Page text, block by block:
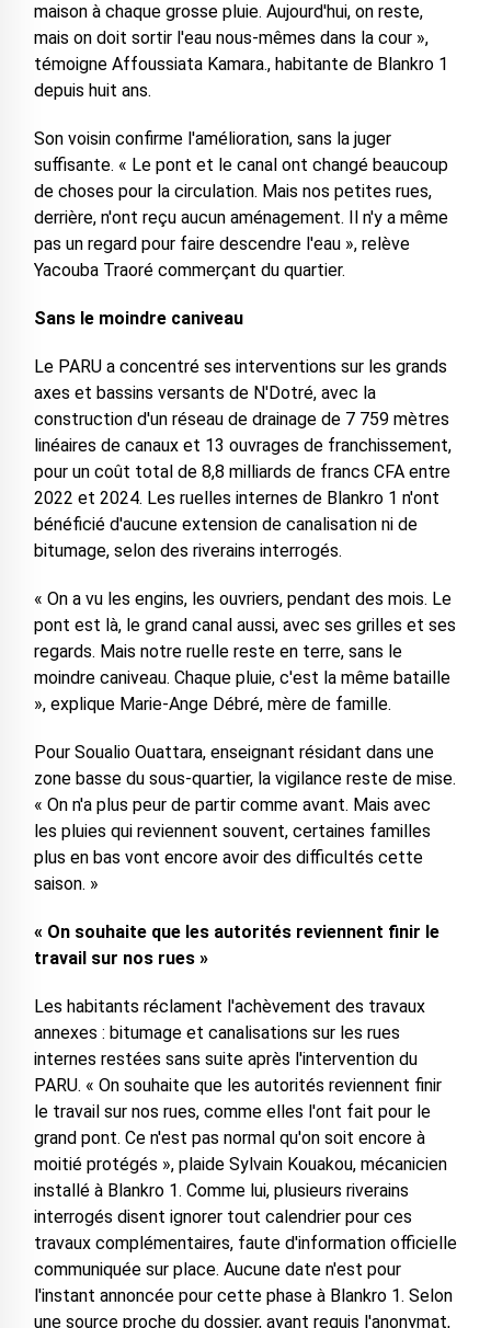
maison à chaque grosse pluie. Aujourd'hui, on reste,
mais on doit sortir l'eau nous-mêmes dans la cour »,
témoigne Affoussiata Kamara., habitante de Blankro 1
depuis huit ans.
Son voisin confirme l'amélioration, sans la juger
suffisante. « Le pont et le canal ont changé beaucoup
de choses pour la circulation. Mais nos petites rues,
derrière, n'ont reçu aucun aménagement. Il n'y a même
pas un regard pour faire descendre l'eau », relève
Yacouba Traoré commerçant du quartier.
Sans le moindre caniveau
Le PARU a concentré ses interventions sur les grands
axes et bassins versants de N'Dotré, avec la
construction d'un réseau de drainage de 7 759 mètres
linéaires de canaux et 13 ouvrages de franchissement,
pour un coût total de 8,8 milliards de francs CFA entre
2022 et 2024. Les ruelles internes de Blankro 1 n'ont
bénéficié d'aucune extension de canalisation ni de
bitumage, selon des riverains interrogés.
« On a vu les engins, les ouvriers, pendant des mois. Le
pont est là, le grand canal aussi, avec ses grilles et ses
regards. Mais notre ruelle reste en terre, sans le
moindre caniveau. Chaque pluie, c'est la même bataille
», explique Marie-Ange Débré, mère de famille.
Pour Soualio Ouattara, enseignant résidant dans une
zone basse du sous-quartier, la vigilance reste de mise.
« On n'a plus peur de partir comme avant. Mais avec
les pluies qui reviennent souvent, certaines familles
plus en bas vont encore avoir des difficultés cette
saison. »
« On souhaite que les autorités reviennent finir le
travail sur nos rues »
Les habitants réclament l'achèvement des travaux
annexes : bitumage et canalisations sur les rues
internes restées sans suite après l'intervention du
PARU. « On souhaite que les autorités reviennent finir
le travail sur nos rues, comme elles l'ont fait pour le
grand pont. Ce n'est pas normal qu'on soit encore à
moitié protégés », plaide Sylvain Kouakou, mécanicien
installé à Blankro 1. Comme lui, plusieurs riverains
interrogés disent ignorer tout calendrier pour ces
travaux complémentaires, faute d'information officielle
communiquée sur place. Aucune date n'est pour
l'instant annoncée pour cette phase à Blankro 1. Selon
une source proche du dossier, ayant requis l'anonymat,